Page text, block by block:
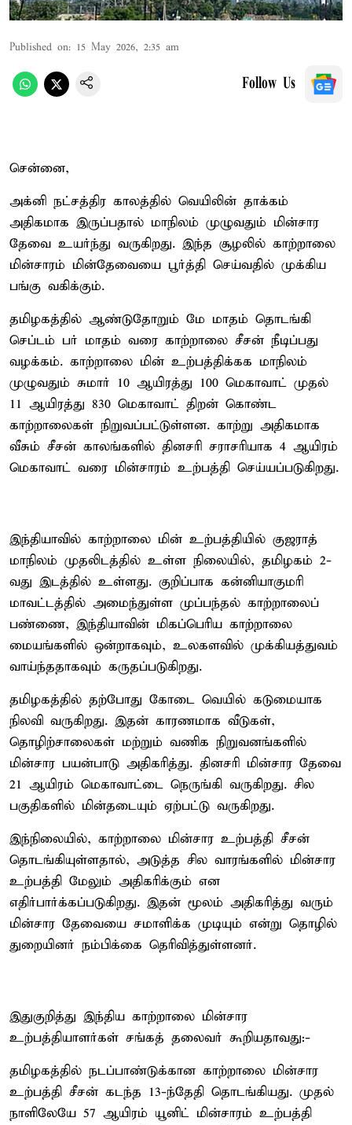
Published on: 15 May 2026, 2:35 am
Follow Us
சென்னை,
அக்னி நட்சத்திர காலத்தில் வெயிலின் தாக்கம்
அதிகமாக இருப்பதால் மாநிலம் முழுவதும் மின்சார
தேவை உயர்ந்து வருகிறது. இந்த சூழலில் காற்றாலை
மின்சாரம் மின்தேவையை பூர்த்தி செய்வதில் முக்கிய
பங்கு வகிக்கும்.
தமிழகத்தில் ஆண்டுதோறும் மே மாதம் தொடங்கி
செப்டம் பர் மாதம் வரை காற்றாலை சீசன் நீடிப்பது
வழக்கம். காற்றாலை மின் உற்பத்திக்கக மாநிலம்
முழுவதும் சுமார் 10 ஆயிரத்து 100 மெகாவாட் முதல்
11 ஆயிரத்து 830 மெகாவாட் திறன் கொண்ட
காற்றாலைகள் நிறுவப்பட்டுள்ளன. காற்று அதிகமாக
வீசும் சீசன் காலங்களில் தினசரி சராசரியாக 4 ஆயிரம்
மெகாவாட் வரை மின்சாரம் உற்பத்தி செய்யப்படுகிறது.
இந்தியாவில் காற்றாலை மின் உற்பத்தியில் குஜராத்
மாநிலம் முதலிடத்தில் உள்ள நிலையில், தமிழகம் 2-
வது இடத்தில் உள்ளது. குறிப்பாக கன்னியாகுமரி
மாவட்டத்தில் அமைந்துள்ள முப்பந்தல் காற்றாலைப்
பண்ணை, இந்தியாவின் மிகப்பெரிய காற்றாலை
மையங்களில் ஒன்றாகவும், உலகளவில் முக்கியத்துவம்
வாய்ந்ததாகவும் கருதப்படுகிறது.
தமிழகத்தில் தற்போது கோடை வெயில் கடுமையாக
நிலவி வருகிறது. இதன் காரணமாக வீடுகள்,
தொழிற்சாலைகள் மற்றும் வணிக நிறுவனங்களில்
மின்சார பயன்பாடு அதிகரித்து. தினசரி மின்சார தேவை
21 ஆயிரம் மெகாவாட்டை நெருங்கி வருகிறது. சில
பகுதிகளில் மின்தடையும் ஏற்பட்டு வருகிறது.
இந்நிலையில், காற்றாலை மின்சார உற்பத்தி சீசன்
தொடங்கியுள்ளதால், அடுத்த சில வாரங்களில் மின்சார
உற்பத்தி மேலும் அதிகரிக்கும் என
எதிர்பார்க்கப்படுகிறது. இதன் மூலம் அதிகரித்து வரும்
மின்சார தேவையை சமாளிக்க முடியும் என்று தொழில்
துறையினர் நம்பிக்கை தெரிவித்துள்ளனர்.
இதுகுறித்து இந்திய காற்றாலை மின்சார
உற்பத்தியாளர்கள் சங்கத் தலைவர் கூறியதாவது:-
தமிழகத்தில் நடப்பாண்டுக்கான காற்றாலை மின்சார
உற்பத்தி சீசன் கடந்த 13-ந்தேதி தொடங்கியது. முதல்
நாளிலேயே 57 ஆயிரம் யூனிட் மின்சாரம் உற்பத்தி